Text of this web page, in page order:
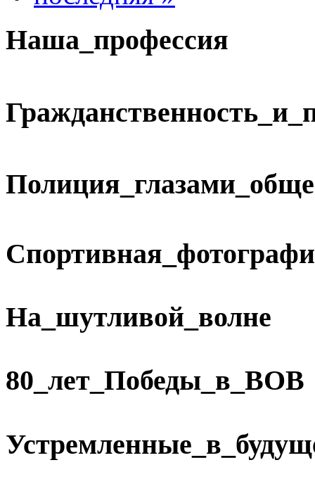
Наша_профессия
На_шутливой_волне
80_лет_Победы_в_ВОВ